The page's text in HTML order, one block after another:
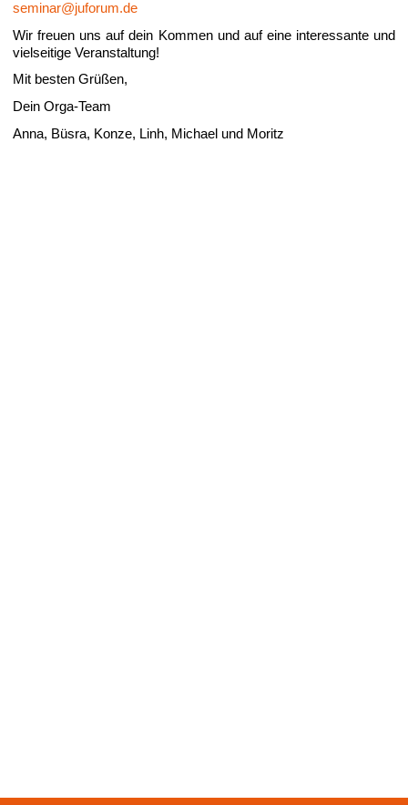
seminar@juforum.de
Wir freuen uns auf dein Kommen und auf eine interessante und
vielseitige Veranstaltung!
Mit besten Grüßen,
Dein Orga-Team
Anna, Büsra, Konze, Linh, Michael und Moritz